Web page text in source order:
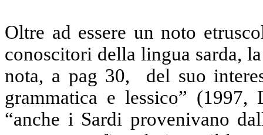
Oltre ad essere un noto
conoscitori della lingua sarda,
nota, a pag 30,
del suo
grammatica e lessico”
“anche i Sardi provenivano